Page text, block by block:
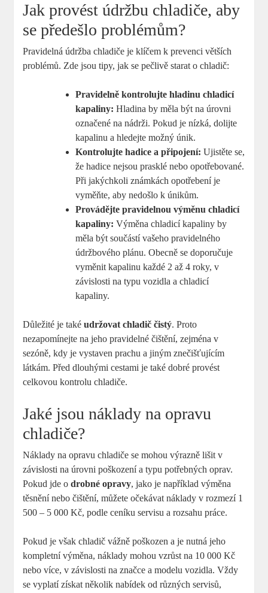
Jak provést údržbu chladiče, aby
se předešlo problémům?
Pravidelná údržba chladiče je klíčem k prevenci větších
problémů. Zde jsou tipy, jak se pečlivě starat o chladič:
Pravidelně kontrolujte hladinu chladicí
kapaliny: Hladina by měla být na úrovni
označené na nádrži. Pokud je nízká, dolijte
kapalinu a hledejte možný únik.
Kontrolujte hadice a připojení: Ujistěte se,
že hadice nejsou prasklé nebo opotřebované.
Při jakýchkoli známkách opotřebení je
vyměňte, aby nedošlo k únikům.
Provádějte pravidelnou výměnu chladicí
kapaliny: Výměna chladicí kapaliny by
měla být součástí vašeho pravidelného
údržbového plánu. Obecně se doporučuje
vyměnit kapalinu každé 2 až 4 roky, v
závislosti na typu vozidla a chladicí
kapaliny.
Důležité je takéudržovat chladič čistý. Proto
nezapomínejte na jeho pravidelné čištění, zejména v
sezóně, kdy je vystaven prachu a jiným znečišťujícím
látkám. Před dlouhými cestami je také dobré provést
celkovou kontrolu chladiče.
Jaké jsou náklady na opravu
chladiče?
Náklady na opravu chladiče se mohou výrazně lišit v
závislosti na úrovni poškození a typu potřebných oprav.
Pokud jde odrobné opravy, jako je například výměna
těsnění nebo čištění, můžete očekávat náklady v rozmezí 1
500 – 5 000 Kč, podle ceníku servisu a rozsahu práce.
Pokud je však chladič vážně poškozen a je nutná jeho
kompletní výměna, náklady mohou vzrůst na 10 000 Kč
nebo více, v závislosti na značce a modelu vozidla. Vždy
se vyplatí získat několik nabídek od různých servisů,